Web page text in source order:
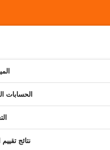
الحسابات
نتائج تقييم